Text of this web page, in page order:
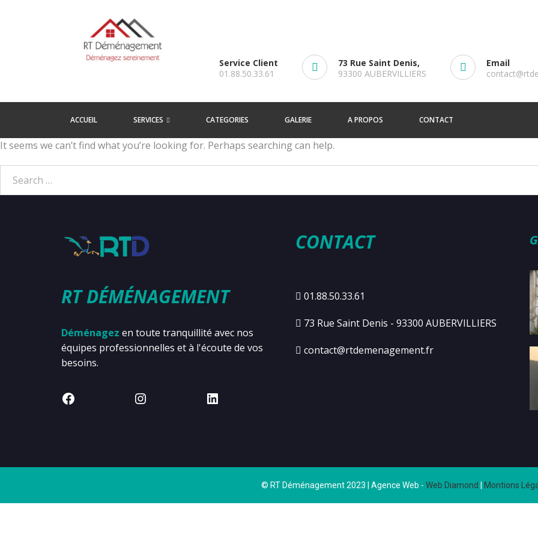
Service Client
01.88.50.33.61
73 Rue Saint Denis,
93300 AUBERVILLIERS
Email
ACCUEIL SERVICES CATEGORIES GALERIE A PROPOS CONTACT
It seems we can’t find what you’re looking for. Perhaps searching can help.
RT DÉMÉNAGEMENT
Déménagez en toute tranquillité avec nos
équipes professionnelles et à l'écoute de vos
besoins.
CONTACT
01.88.50.33.61
73 Rue Saint Denis - 93300 AUBERVILLIERS
contact@rtdemenagement.fr
© RT Déménagement 2023 | Agence Web - Web Diamond Montions